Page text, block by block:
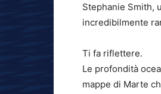
Stephanie Smith,
incredibilmente
Ti fa riflettere.
Le profondità
mappe di Marte